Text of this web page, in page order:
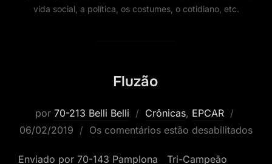
vida social, a política, os costumes, o cotidiano, etc.
Fluzão
por 70-213 Belli Belli Crônicas, EPCAR
em
06/02/2019 Os comentários estão desabilitados
Enviado por 70-143 Pamplona Tri-Campeão